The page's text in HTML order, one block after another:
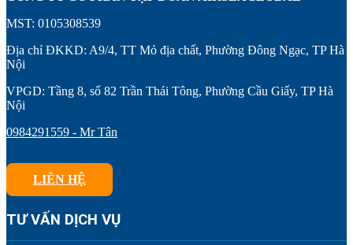
MST: 0105308539
Địa chỉ ĐKKD: A9/4, TT Mỏ địa chất, Phường Đông Ngạc, TP Hà
Nội
VPGD: Tầng 8, số 82 Trần Thái Tông, Phường Cầu Giấy, TP Hà
Nội
0984291559 - Mr Tân
LIÊN HỆ
TƯ VẤN DỊCH VỤ